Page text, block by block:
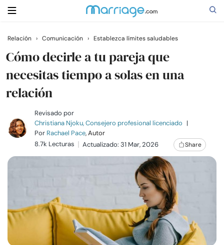
Buscar
Casarse
Relaciones
Familia
Cursos
Recursos
Relación › Comunicación › Establezca límites saludables
Cómo decirle a tu pareja que
necesitas tiempo a solas en una
relación
Revisado por
Christiana Njoku, Consejero profesional licenciado |
Por Rachael Pace, Autor
8.7k Lecturas
Actualizado: 31 Mar, 2026 Share